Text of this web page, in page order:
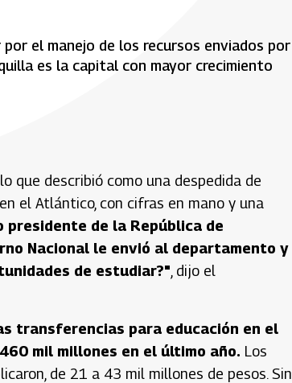
el manejo de los recursos enviados por
es la capital con mayor crecimiento
que describió como una despedida de
el Atlántico, con cifras en mano y una
presidente de la República de
Nacional le envió al departamento y
de estudiar?" , dijo el
transferencias para educación en el
mil millones en el último año. Los
de 21 a 43 mil millones de pesos. Sin